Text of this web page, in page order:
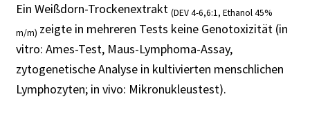
Ein Weißdorn-Trockenextrakt (DEV 4-6,6:1, Ethanol 45%
m/m) zeigte in mehreren Tests keine Genotoxizität (in
vitro: Ames-Test, Maus-Lymphoma-Assay,
zytogenetische Analyse in kultivierten menschlichen
Lymphozyten; in vivo: Mikronukleustest).